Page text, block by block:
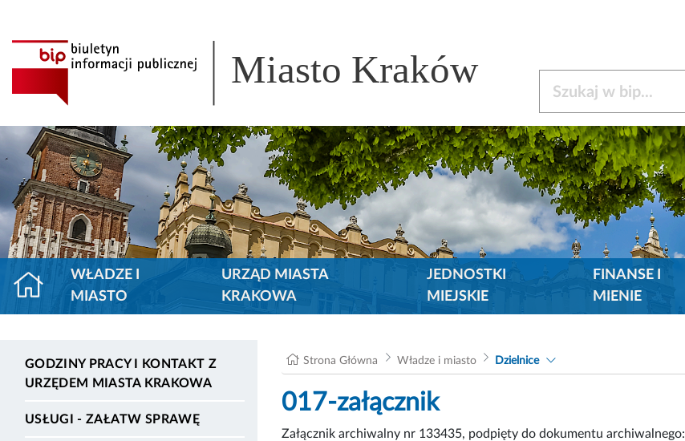
Miasto Kraków
WŁADZE I
MIASTO
URZĄD MIASTA
KRAKOWA
JEDNOSTKI
MIEJSKIE
FINANSE I
MIENIE
GODZINY PRACY I KONTAKT Z
URZĘDEM MIASTA KRAKOWA
USŁUGI - ZAŁATW SPRAWĘ
Strona Główna Władze i miasto Dzielnice
017-załącznik
Załącznik archiwalny nr 133435, podpięty do dokumentu archiwalnego: